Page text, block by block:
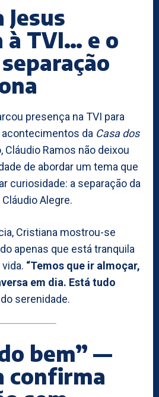
à TVI… e o
presença na TVI para
da Casa dos
Cláudio Ramos não deixou
de abordar um tema que
curiosidade: a separação da
Alegre.
Cristiana mostrou-se
apenas que está tranquila
“Temos que ir almoçar,
em dia. Está tudo
serenidade.
bem” —
confirma